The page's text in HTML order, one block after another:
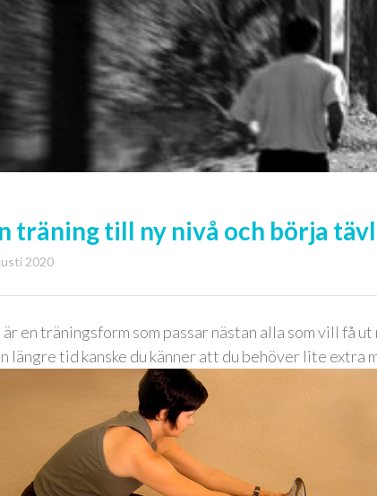
träning till ny nivå och börja
2020
en träningsform som passar nästan alla som vill få
längre tid kanske du känner att du behöver lite extra